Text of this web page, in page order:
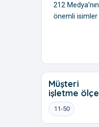
212
önemli isimler
Müşteri
işletme
11-50